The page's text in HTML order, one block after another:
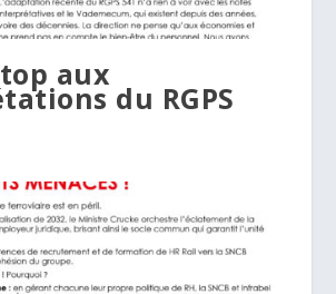
aux
du RGPS